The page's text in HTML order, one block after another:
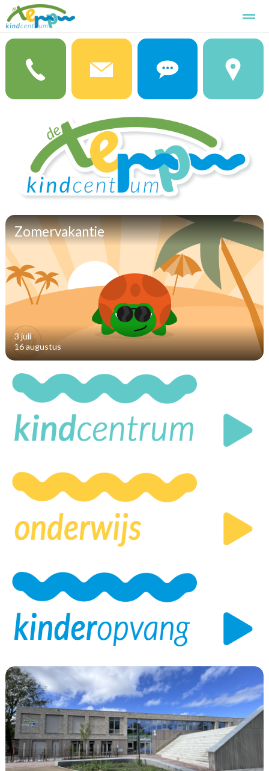
Kindcentrum de Terp Kennismaken Aanmelden
Zoeken Pagina's
Zomervakantie
3 juli
16 augustus